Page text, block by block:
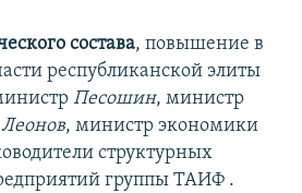
состава, повышение в
республиканской элиты
Песошин, министр
Леонов, министр экономики
структурных
группы ТАИФ .